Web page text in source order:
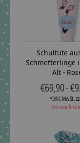
Schultüte
Schmetterlinge
Alt -
€69,90 -
*Inkl. MwSt.